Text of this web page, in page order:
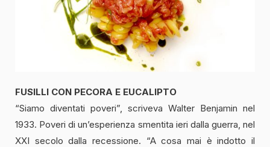
FUSILLI CON PECORA E EUCALIPTO
“Siamo diventati poveri”, scriveva Walter Benjamin nel
1933. Poveri di un’esperienza smentita ieri dalla guerra, nel
XXI secolo dalla recessione. “A cosa mai è indotto il